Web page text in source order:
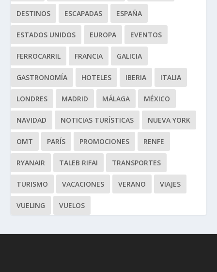
DESTINOS ESCAPADAS ESPAÑA
ESTADOS UNIDOS EUROPA EVENTOS
FERROCARRIL FRANCIA GALICIA
GASTRONOMÍA HOTELES IBERIA ITALIA
LONDRES MADRID MÁLAGA MÉXICO
NAVIDAD NOTICIAS TURÍSTICAS NUEVA YORK
OMT PARÍS PROMOCIONES RENFE
RYANAIR TALEB RIFAI TRANSPORTES
TURISMO VACACIONES VERANO VIAJES
VUELING VUELOS